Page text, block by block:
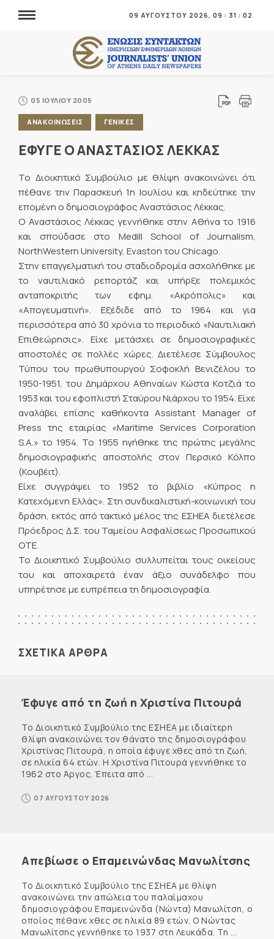
09 ΑΥΓΟΥΣΤΟΥ 2026, 09 : 31 : 02
05 ΙΟΥΛΙΟΥ 2005
ΑΝΑΚΟΙΝΩΣΕΙΣ ΓΕΝΙΚΕΣ
ΕΦΥΓΕ Ο ΑΝΑΣΤΑΣΙΟΣ ΛΕΚΚΑΣ
Το Διοικητικό Συμβούλιο με θλίψη ανακοινώνει ότι
πέθανε την Παρασκευή 1η Ιουλίου και κηδεύτηκε την
επομένη ο δημοσιογράφος Αναστάσιος Λέκκας.
Ο Αναστάσιος Λέκκας γεννήθηκε στην Αθήνα το 1916
και σπούδασε στο Medill School of Journalism,
NorthWestern University, Evaston του Chicago.
Στην επαγγελματική του σταδιοδρομία ασχολήθηκε με
το ναυτιλιακό ρεπορτάζ και υπήρξε πολεμικός
ανταποκριτής των εφημ. «Ακρόπολις» και
«Απογευματινή». Εξέδιδε από το 1964 και για
περισσότερα από 30 χρόνια το περιοδικό «Ναυτιλιακή
Επιθεώρησις». Είχε μετάσχει σε δημοσιογραφικές
αποστολές σε πολλές χώρες. Διετέλεσε Σύμβουλος
Τύπου του πρωθυπουργού Σοφοκλή Βενιζέλου το
1950-1951, του Δημάρχου Αθηναίων Κώστα Κοτζιά το
1953 και του εφοπλιστή Σταύρου Νιάρχου το 1954. Είχε
αναλάβει επίσης καθήκοντα Assistant Manager of
Press της εταιρίας «Maritime Services Corporation
S.A.» το 1954. Το 1955 ηγήθηκε της πρώτης μεγάλης
δημοσιογραφικής αποστολής στον Περσικό Κόλπο
(Κουβέιτ).
Είχε συγγράψει το 1952 το βιβλίο «Κύπρος η
Κατεχόμενη Ελλάς». Στη συνδικαλιστική-κοινωνική του
δράση, εκτός από τακτικό μέλος της ΕΣΗΕΑ διετέλεσε
Πρόεδρος Δ.Σ. του Ταμείου Ασφαλίσεως Προσωπικού
ΟΤΕ.
Το Διοικητικό Συμβούλιο συλλυπείται τους οικείους
του και αποχαιρετά έναν άξιο συνάδελφο που
υπηρέτησε με ευπρέπεια τη δημοσιογραφία.
ΣΧΕΤΙΚΑ ΑΡΘΡΑ
Έφυγε από τη ζωή η Χριστίνα Πιτουρά
Το Διοικητικό Συμβούλιο της ΕΣΗΕΑ με ιδιαίτερη
θλίψη ανακοινώνει τον θάνατο της δημοσιογράφου
Χριστίνας Πιτουρά, η οποία έφυγε χθες από τη ζωή,
σε ηλικία 64 ετών. Η Χριστίνα Πιτουρά γεννήθηκε το
1962 στο Άργος. Έπειτα από ...
07 ΑΥΓΟΥΣΤΟΥ 2026
Απεβίωσε ο Επαμεινώνδας Μανωλίτσης
Το Διοικητικό Συμβούλιο της ΕΣΗΕΑ με θλίψη
ανακοινώνει την απώλεια του παλαίμαχου
δημοσιογράφου Επαμεινώνδα (Νώντα) Μανωλίτση, ο
οποίος πέθανε χθες σε ηλικία 89 ετών. Ο Νώντας
Μανωλίτσης γεννήθηκε το 1937 στη Λευκάδα. Τη ...